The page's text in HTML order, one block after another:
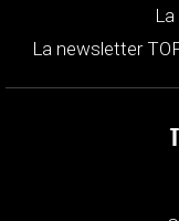
La newsletter